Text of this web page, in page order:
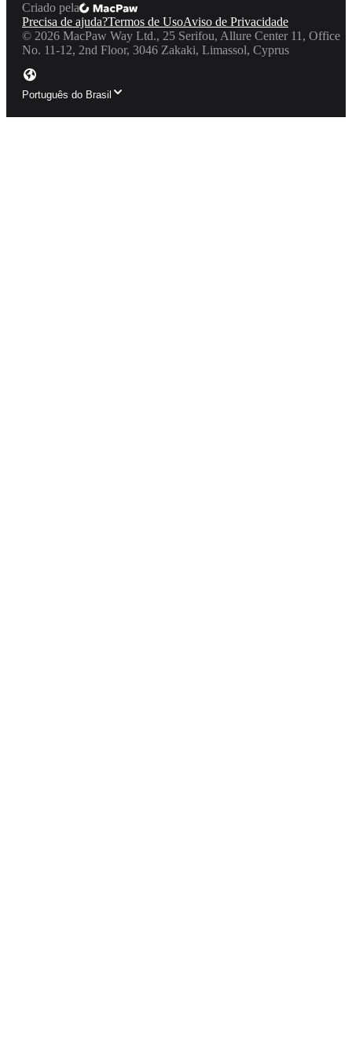
Criado pela
Precisa de ajuda?Termos de UsoAviso de Privacidade
© 2026 MacPaw Way Ltd., 25 Serifou, Allure Center 11, Office
No. 11-12, 2nd Floor, 3046 Zakaki, Limassol, Cyprus
Português do Brasil